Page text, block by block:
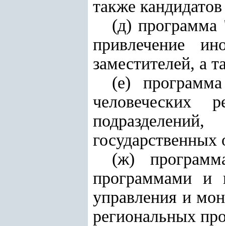
также
(д) программа
привлечение
заместителей, а
(е)
человеческих
государственных
(ж)
программами и
управления и
региональных